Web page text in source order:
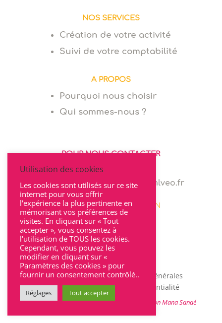
NOS SERVICES
Création de votre activité
Suivi de votre comptabilité
A PROPOS
Pourquoi nous choisir
Qui sommes-nous ?
POUR NOUS CONTACTER
06 64 94 03 68
marie.levionnois@cabinet-mlveo.fr
22 rue Seguin 69002 LYON
Mentions légales|Conditions Générales
d’Utilisation|Charte de confidentialité
@2021 – Site créé parl’agence de communication Mana Sanaé
Utilisation des cookies
Les cookies sont utilisés sur ce site
internet pour vous offrir
l'expérience la plus pertinente en
mémorisant vos préférences de
visites. En cliquant sur « Tout
accepter », vous consentez à
l'utilisation de TOUS les cookies.
Cependant, vous pouvez les
modifier en cliquant sur «
Paramètres des cookies » pour
fournir un consentement contrôlé..
Réglages Tout accepter